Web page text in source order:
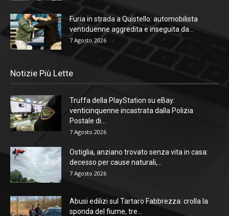
Furia in strada a Quistello: automobilista
ventiduenne aggredita e inseguita da...
7 Agosto 2026
Notizie Più Lette
Truffa della PlayStation su eBay:
venticinquenne incastrata dalla Polizia
Postale di...
7 Agosto 2026
Ostiglia, anziano trovato senza vita in casa:
decesso per cause naturali,...
7 Agosto 2026
Abusi edilizi sul Tartaro Fabbrezza: crolla la
sponda del fiume, tre...